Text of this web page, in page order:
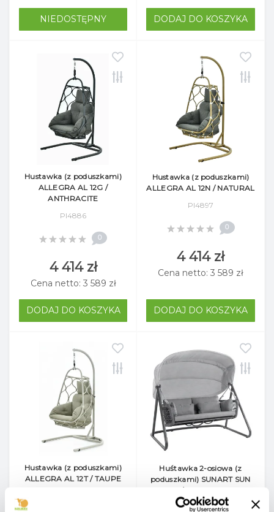
NIEDOSTĘPNY DODAJ DO KOSZYKA
Hustawka (z poduszkami)
ALLEGRA AL 12G /
ANTHRACITE
Pl4886
0
4 414 zł
Cena netto: 3 589 zł
DODAJ DO KOSZYKA
Hustawka (z poduszkami)
ALLEGRA AL 12N / NATURAL
Pl4897
0
4 414 zł
Cena netto: 3 589 zł
DODAJ DO KOSZYKA
Hustawka (z poduszkami)
ALLEGRA AL 12T / TAUPE
Huśtawka 2-osiowa (z
poduszkami) SUNART SUN
16G / ANTHRACITE
Pl2085